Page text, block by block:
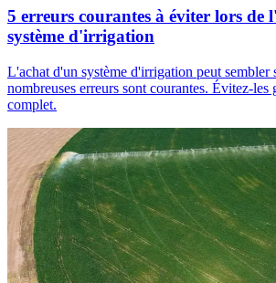
5 erreurs courantes à éviter lors de
système d'irrigation
L'achat d'un système d'irrigation peut sembler
nombreuses erreurs sont courantes. Évitez-les
complet.